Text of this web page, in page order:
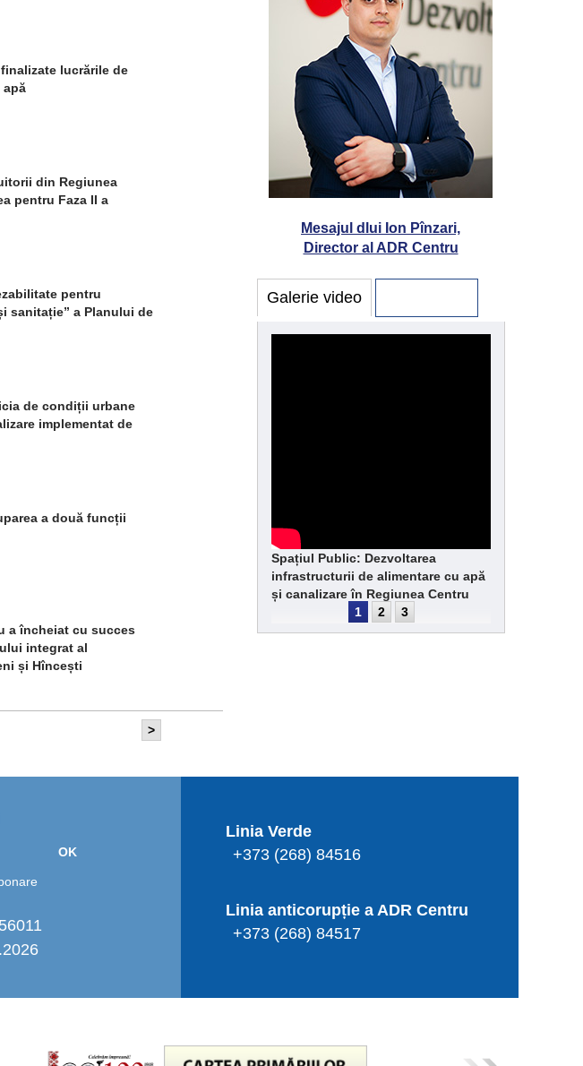
lucrările de
apă
din Regiunea
pentru Faza II a
pentru
sanitație” a Planului de
de condiții urbane
implementat de
a două funcții
a încheiat cu succes
integrat al
și Hîncești
„Îmbunătățirea
regional de
a continuat seria de
locale
>
Mesajul dlui Ion Pînzari,
Director al ADR Centru
Galerie video
Spațiul Public: Dezvoltarea
infrastructurii de alimentare cu apă
și canalizare în Regiunea Centru
1
2 3
OK
Linia Verde
+373 (268) 84516
Linia anticorupție a ADR Centru
+373 (268) 84517